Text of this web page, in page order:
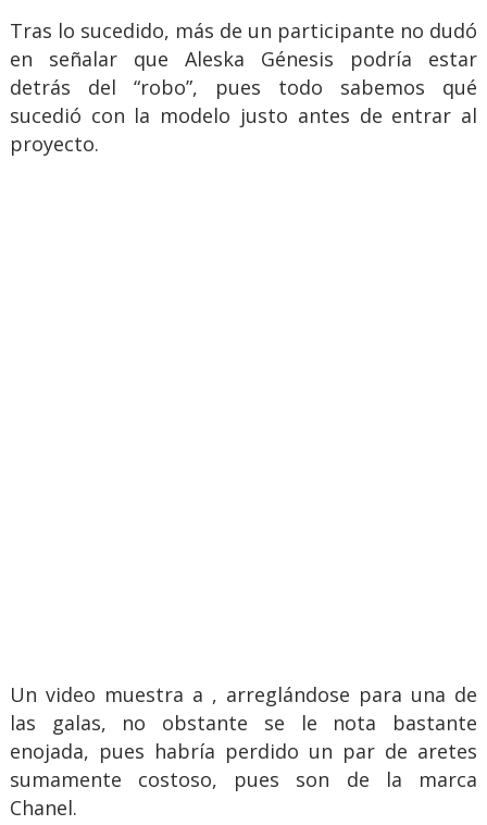
Tras lo sucedido, más de un participante no dudó
en señalar que Aleska Génesis podría estar
detrás del “robo”, pues todo sabemos qué
sucedió con la modelo justo antes de entrar al
proyecto.
Un video muestra a , arreglándose para una de
las galas, no obstante se le nota bastante
enojada, pues habría perdido un par de aretes
sumamente costoso, pues son de la marca
Chanel.